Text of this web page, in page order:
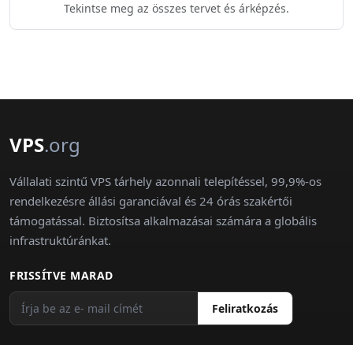
Tekintse meg az összes tervet és árképzés.
VPS.org
Vállalati szintű VPS tárhely azonnali telepítéssel, 99,9%-os
rendelkezésre állási garanciával és 24 órás szakértői
támogatással. Biztosítsa alkalmazásai számára a globális
infrastruktúránkat.
FRISSÍTVE MARAD
Feliratkozás